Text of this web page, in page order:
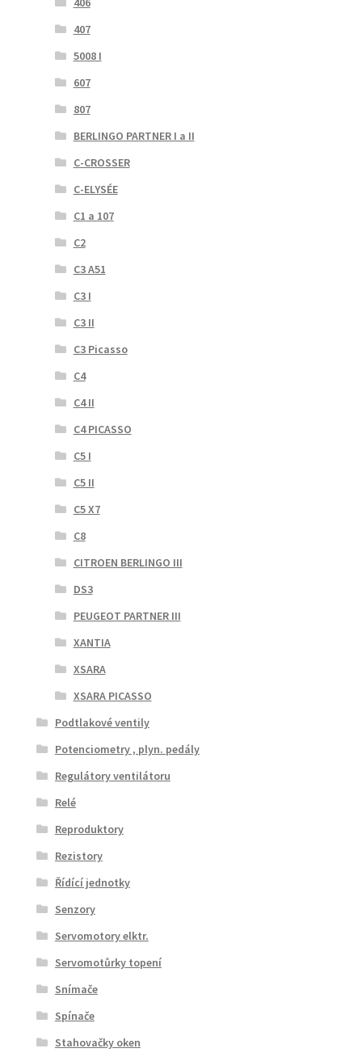
407
5008 I
607
807
BERLINGO PARTNER I a II
C-CROSSER
C-ELYSÉE
C1 a 107
C2
C3 A51
C3 I
C3 II
C3 Picasso
C4
C4 II
C4 PICASSO
C5 I
C5 II
C5 X7
C8
CITROEN BERLINGO III
DS3
PEUGEOT PARTNER III
XANTIA
XSARA
XSARA PICASSO
Podtlakové ventily
Potenciometry , plyn. pedály
Regulátory ventilátoru
Relé
Reproduktory
Rezistory
Řídící jednotky
Senzory
Servomotory elktr.
Servomotůrky topení
Snímače
Spínače
Stahovačky oken